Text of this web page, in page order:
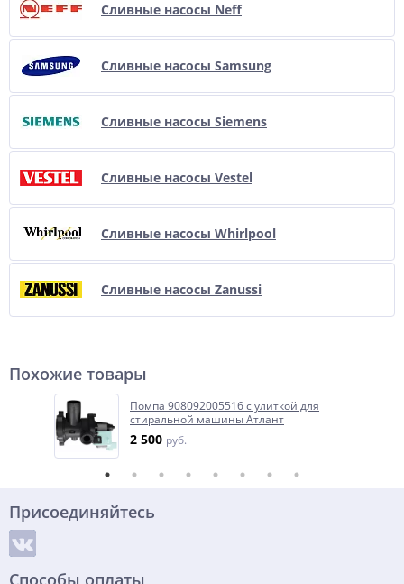
Сливные насосы Neff
Сливные насосы Samsung
Сливные насосы Siemens
Сливные насосы Vestel
Сливные насосы Whirlpool
Сливные насосы Zanussi
Похожие товары
Помпа 908092005516 с улиткой для
стиральной машины Атлант
2 500 руб.
Присоединяйтесь
Способы оплаты